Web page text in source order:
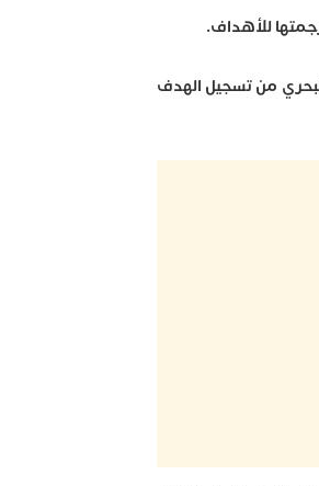
للأهداف.
من تسجيل الهدف